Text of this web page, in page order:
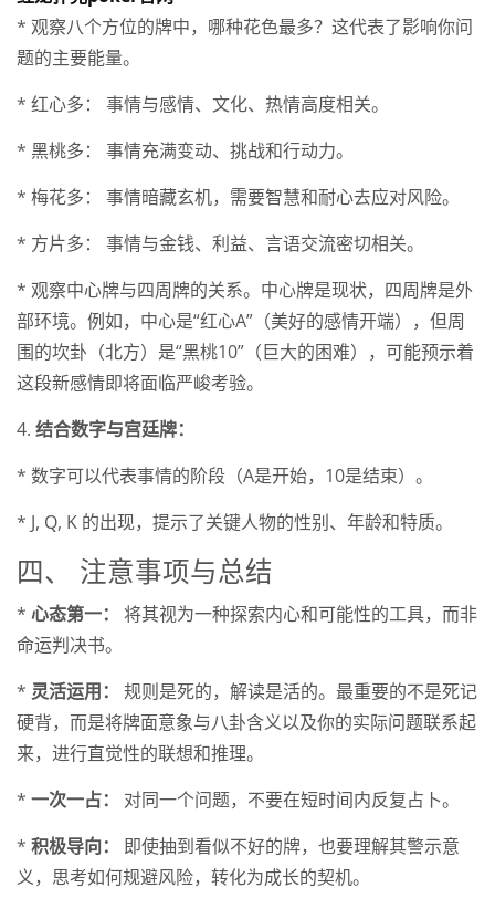
* 观察八个方位的牌中，哪种花色最多？这代表了影响你问
题的主要能量。
* 红心多： 事情与感情、文化、热情高度相关。
* 黑桃多： 事情充满变动、挑战和行动力。
* 梅花多： 事情暗藏玄机，需要智慧和耐心去应对风险。
* 方片多： 事情与金钱、利益、言语交流密切相关。
* 观察中心牌与四周牌的关系。中心牌是现状，四周牌是外
部环境。例如，中心是“红心A”（美好的感情开端），但周
围的坎卦（北方）是“黑桃10”（巨大的困难），可能预示着
这段新感情即将面临严峻考验。
4. 结合数字与宫廷牌：
* 数字可以代表事情的阶段（A是开始，10是结束）。
* J, Q, K 的出现，提示了关键人物的性别、年龄和特质。
四、 注意事项与总结
* 心态第一：
将其视为一种探索内心和可能性的工具，而非
命运判决书。
* 灵活运用：
规则是死的，解读是活的。最重要的不是死记
硬背，而是将牌面意象与八卦含义以及你的实际问题联系起
来，进行直觉性的联想和推理。
* 一次一占：
对同一个问题，不要在短时间内反复占卜。
* 积极导向：
即使抽到看似不好的牌，也要理解其警示意
义，思考如何规避风险，转化为成长的契机。